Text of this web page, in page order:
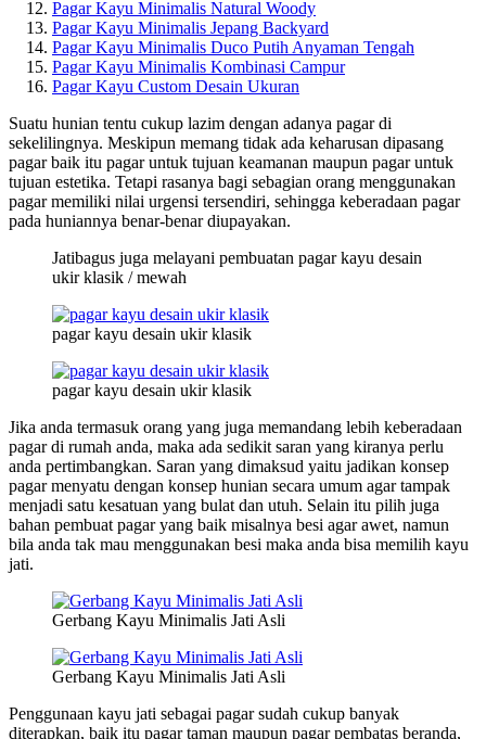
Pagar Kayu Minimalis Natural Woody
Pagar Kayu Minimalis Jepang Backyard
Pagar Kayu Minimalis Duco Putih Anyaman Tengah
Pagar Kayu Minimalis Kombinasi Campur
Pagar Kayu Custom Desain Ukuran
Suatu hunian tentu cukup lazim dengan adanya pagar di
sekelilingnya. Meskipun memang tidak ada keharusan dipasang
pagar baik itu pagar untuk tujuan keamanan maupun pagar untuk
tujuan estetika. Tetapi rasanya bagi sebagian orang menggunakan
pagar memiliki nilai urgensi tersendiri, sehingga keberadaan pagar
pada huniannya benar-benar diupayakan.
Jatibagus juga melayani pembuatan pagar kayu desain
ukir klasik / mewah
pagar kayu desain ukir klasik
pagar kayu desain ukir klasik
Jika anda termasuk orang yang juga memandang lebih keberadaan
pagar di rumah anda, maka ada sedikit saran yang kiranya perlu
anda pertimbangkan. Saran yang dimaksud yaitu jadikan konsep
pagar menyatu dengan konsep hunian secara umum agar tampak
menjadi satu kesatuan yang bulat dan utuh. Selain itu pilih juga
bahan pembuat pagar yang baik misalnya besi agar awet, namun
bila anda tak mau menggunakan besi maka anda bisa memilih kayu
jati.
Gerbang Kayu Minimalis Jati Asli
Gerbang Kayu Minimalis Jati Asli
Penggunaan kayu jati sebagai pagar sudah cukup banyak
diterapkan, baik itu pagar taman maupun pagar pembatas beranda,